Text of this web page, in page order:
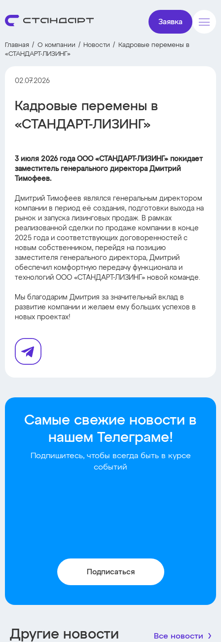
Заявка
Главная О компании Новости
Кадровые перемены в
«СТАНДАРТ-ЛИЗИНГ»
02.07.2026
Кадровые перемены в
«СТАНДАРТ-ЛИЗИНГ»
3 июля 2026 года ООО «СТАНДАРТ-ЛИЗИНГ» покидает
заместитель генерального директора Дмитрий
Тимофеев.
Дмитрий Тимофеев являлся генеральным директором
компании в период её создания, подготовки выхода на
рынок и запуска лизинговых продаж. В рамках
реализованной сделки по продаже компании в конце
2025 года и соответствующих договоренностей с
новым собственником, перейдя на позицию
заместителя генерального директора, Дмитрий
обеспечил комфортную передачу функционала и
технологий ООО «СТАНДАРТ-ЛИЗИНГ» новой команде.
Мы благодарим Дмитрия за значительный вклад в
развитие компании и желаем ему больших успехов в
новых проектах!
Самые свежие новости в
нашем Телеграме!
Подпишитесь, чтобы всегда быть в курсе
событий
Подписаться
Другие новости Все новости